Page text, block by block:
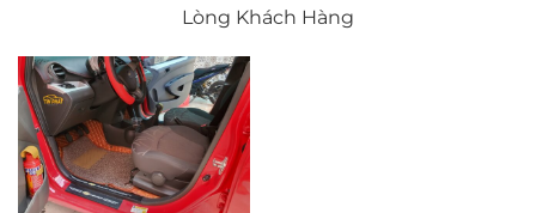
Lòng Khách Hàng